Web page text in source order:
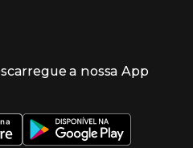
a nossa App